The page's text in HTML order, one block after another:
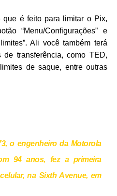
é feito para limitar o Pix,
“Menu/Configurações” e
Ali você também terá
transferência, como TED,
de saque, entre outras
, o engenheiro da Motorola
94 anos, fez a primeira
na Sixth Avenue, em